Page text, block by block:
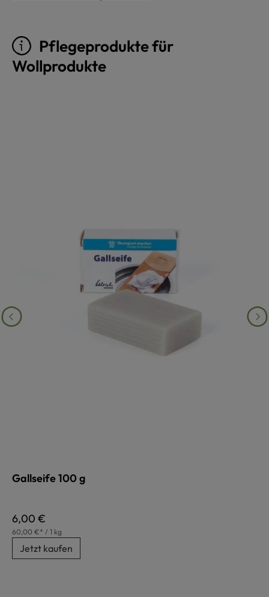
Pflegeprodukte für
Wollprodukte
Gallseife 100 g
Regulärer Preis:
6,00 €
60,00 €* / 1 kg
Jetzt kaufen